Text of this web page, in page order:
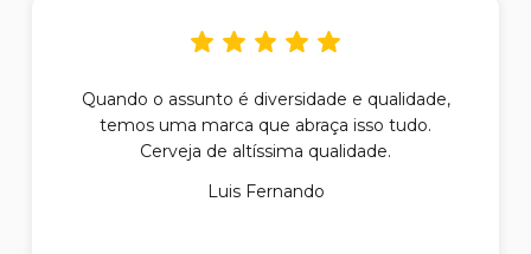
Quando o assunto é diversidade e qualidade,
temos uma marca que abraça isso tudo.
Cerveja de altíssima qualidade.
Luis Fernando